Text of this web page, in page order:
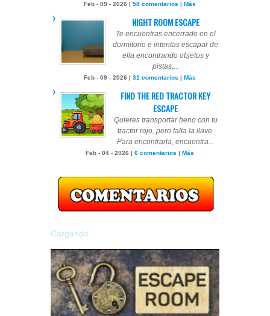
Feb - 09 - 2026 | 58 comentarios | Más
NIGHT ROOM ESCAPE
Te encuentras encerrado en el
dormitorio e intentas escapar de
ella encontrando objetos y
pistas,...
Feb - 09 - 2026 | 31 comentarios | Más
FIND THE RED TRACTOR KEY
ESCAPE
Quieres transportar heno con tu
tractor rojo, pero falta la llave.
Para encontrarla, encuentra...
Feb - 04 - 2026 | 6 comentarios | Más
Cargando...